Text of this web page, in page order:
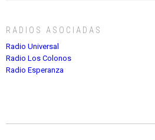
RADIOS ASOCIADAS
Radio Universal
Radio Los Colonos
Radio Esperanza